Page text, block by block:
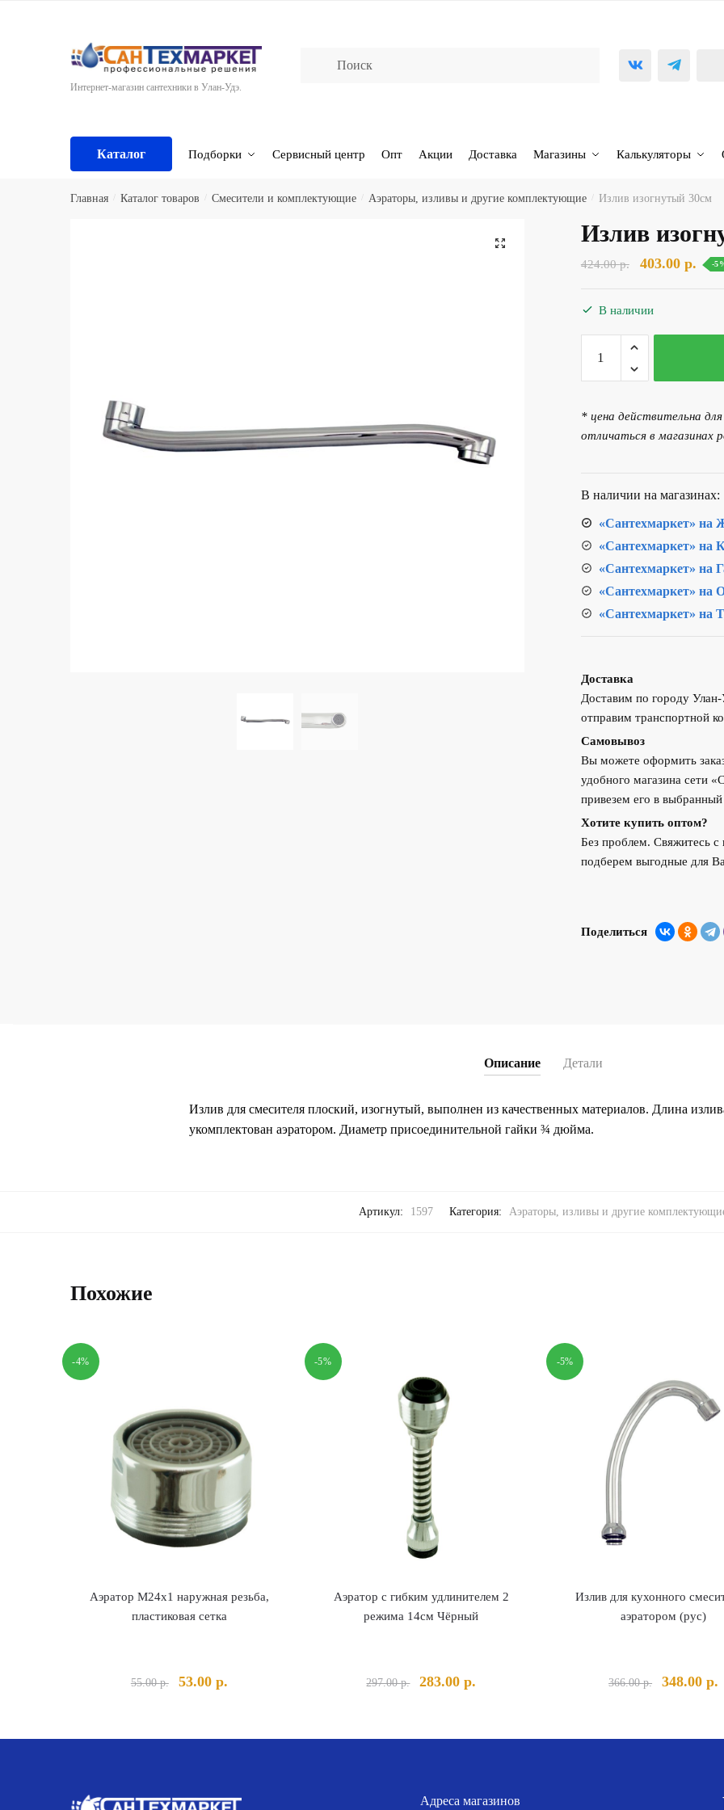
Интернет-магазин сантехники в Улан-Удэ.
Каталог Подборки Сервисный центр Опт Акции Доставка Магазины Калькуляторы
Главная Каталог товаров Смесители и комплектующие Аэраторы, изливы и другие комплектующие Излив изогнутый 30см
🔍 Излив
424.00р.
составляла
424.00 р..
403.00 р. -
В наличии
Количество
товара
Излив
30см
* цена действительна
отличаться в магазинах
В наличии на магазинах:
«Сантехмаркет» на
«Сантехмаркет» на
«Сантехмаркет» на
«Сантехмаркет» на
«Сантехмаркет» на
Доставка
Доставим по городу
отправим транспортной
Самовывоз
Вы можете оформить
удобного магазина сети
привезем его в
Хотите купить оптом?
Без проблем. Свяжитесь
подберем выгодные для
Поделиться
Описание Детали
Излив для смесителя плоский, изогнутый, выполнен из качественных материалов. Длина
укомплектован аэратором. Диаметр присоединительной гайки ¾ дюйма.
Артикул: 1597 Категория: Аэраторы, изливы и другие
Похожие
-4%
Аэратор M24х1 наружная резьба,
пластиковая сетка
55.00р.
Первоначальная
55.00 р..
53.00 р.
-5%
Аэратор с гибким удлинителем 2
режима 14см Чёрный
297.00р.
Первоначальная
297.00 р..
283.00р.
-5%
Излив для кухонного
аэратором (рус)
366.00р.
366.00 р..
348.00р.
Адреса магазинов